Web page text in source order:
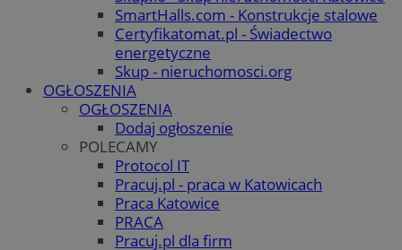
SmartHalls.com - Konstrukcje stalowe
Certyfikatomat.pl - Świadectwo
energetyczne
Skup - nieruchomosci.org
OGŁOSZENIA
OGŁOSZENIA
Dodaj ogłoszenie
POLECAMY
Protocol IT
Pracuj.pl - praca w Katowicach
Praca Katowice
PRACA
Pracuj.pl dla firm